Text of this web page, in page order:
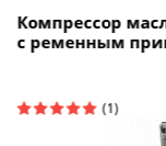
Компрессор
КРАТОН АС-